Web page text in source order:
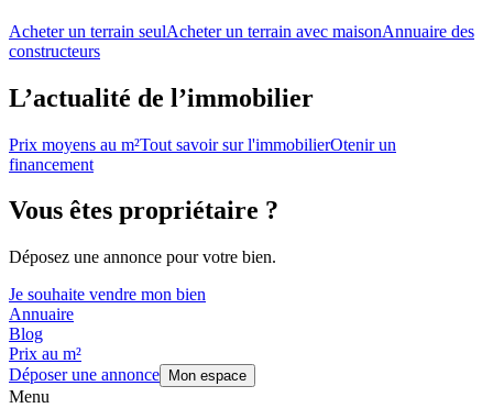
Acheter un terrain seulAcheter un terrain avec maisonAnnuaire des
constructeurs
L’actualité de l’immobilier
Prix moyens au m²Tout savoir sur l'immobilierOtenir un
financement
Vous êtes propriétaire ?
Déposez une annonce pour votre bien.
Je souhaite vendre mon bien
Annuaire
Blog
Prix au m²
Déposer une annonce
Mon espace
Menu